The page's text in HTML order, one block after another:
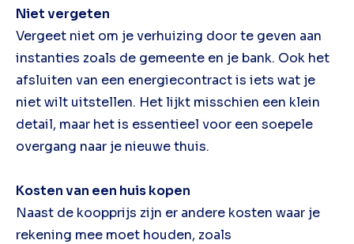
Niet vergeten
Vergeet niet om je verhuizing door te geven aan
instanties zoals de gemeente en je bank. Ook het
afsluiten van een energiecontract is iets wat je
niet wilt uitstellen. Het lijkt misschien een klein
detail, maar het is essentieel voor een soepele
overgang naar je nieuwe thuis.
Kosten van een huis kopen
Naast de koopprijs zijn er andere kosten waar je
rekening mee moet houden, zoals